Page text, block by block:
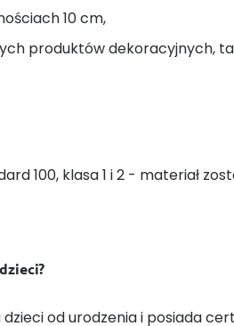
10 cm,
produktów dekoracyjnych,
100, klasa 1 i 2 - materiał
od urodzenia i posiada